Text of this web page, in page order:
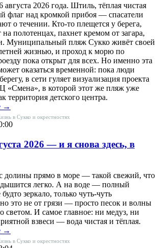
августа 2026 года. Штиль, тёплая чистая
флаг над кромкой прибоя — спасатели
о течении. Кто-то плещется у берега,
полотенцах, пахнет кремом от загара,
Муниципальный пляж Сукко живёт своей
жизнью, и проход к морю по
пока открыт для всех. Но именно эта
оказаться временной: пока люди
в сети гуляет визуализация проекта
«Смена», в которой этот же пляж уже
территория детского центра.
→
в Сукко и окрестностях
2026 — и я снова здесь, в
долины прямо в море — такой свежий, что
легко. А на воде — полный
зеркало, только чуть-чуть
это не от грязи — просто песок и волны
светом. И самое главное: ни медуз, ни
взвеси — вода чистая и тёплая.
→
в Сукко и окрестностях